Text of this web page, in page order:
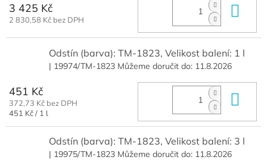
3 425 Kč
2 830,58 Kč bez DPH
Odstín (barva): TM-1823, Velikost balení: 1 l
| 19974/TM-1823 Můžeme doručit do: 11.8.2026
451 Kč
372,73 Kč bez DPH
Měrná
451 Kč / 1 l
Odstín (barva): TM-1823, Velikost balení: 3 l
| 19975/TM-1823 Můžeme doručit do: 11.8.2026